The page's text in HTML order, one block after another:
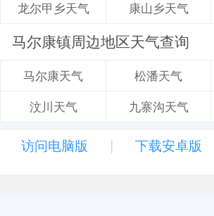
龙尔甲乡天气 康山乡天气
马尔康镇周边地区天气查询
马尔康天气 松潘天气
汶川天气 九寨沟天气
访问电脑版 | 下载安卓版